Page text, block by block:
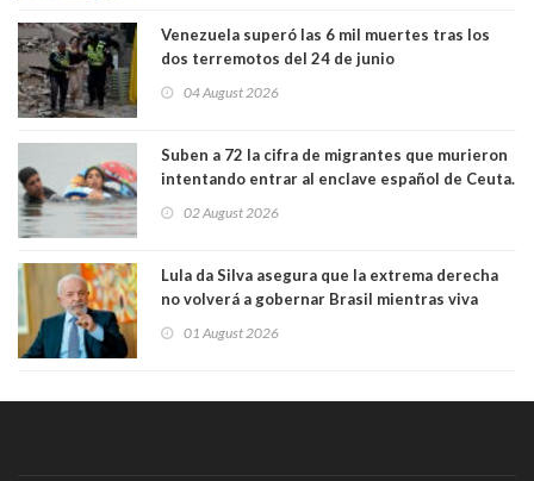
Venezuela superó las 6 mil muertes tras los
dos terremotos del 24 de junio
04 August 2026
Suben a 72 la cifra de migrantes que murieron
intentando entrar al enclave español de Ceuta.
02 August 2026
Lula da Silva asegura que la extrema derecha
no volverá a gobernar Brasil mientras viva
01 August 2026